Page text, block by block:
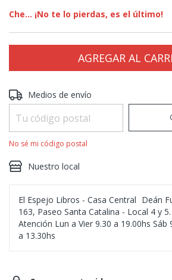
Che... ¡No te lo pierdas, es el último!
Entregas para el CP:
Medios de envío
No sé mi código postal
Nuestro local
El Espejo Libros - Casa Central Deán
163, Paseo Santa Catalina - Local 4 y 5.
Atención Lun a Vier 9.30 a 19.00hs Sáb
a 13.30hs